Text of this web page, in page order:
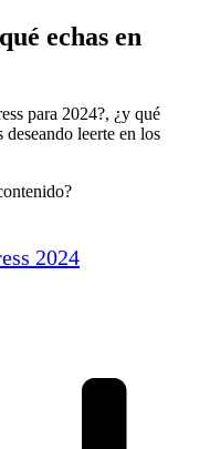
echas en
para 2024?, ¿y qué
deseando leerte en los
2024